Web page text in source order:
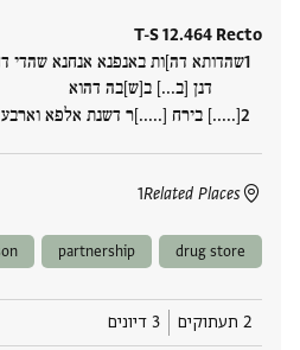
T-S 12.464 Recto
שהדותא דה]ות באנפנא אנחנא שהדי
דנן [ב...] ב[ש]בה דהוא
[.....] בירח [.....]ר דשנת אלפא
Related Places
1
drug store
partnership
2 תעתוקים 3 דיונים